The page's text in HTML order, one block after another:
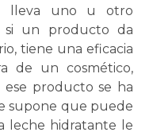
lleva uno u otro
si un producto da
tiene una eficacia
de un cosmético,
ese producto se ha
supone que puede
leche hidratante le